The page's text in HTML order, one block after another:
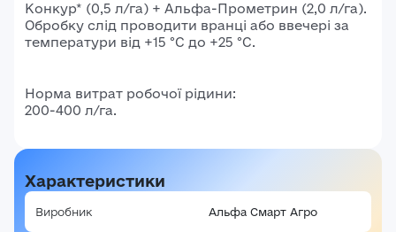
Конкур* (0,5 л/га) + Альфа-Прометрин (2,0 л/га).
Обробку слід проводити вранці або ввечері за
температури від +15 °C до +25 °C.
Норма витрат робочої рідини:
200-400 л/га.
Характеристики
Виробник Альфа Смарт Агро